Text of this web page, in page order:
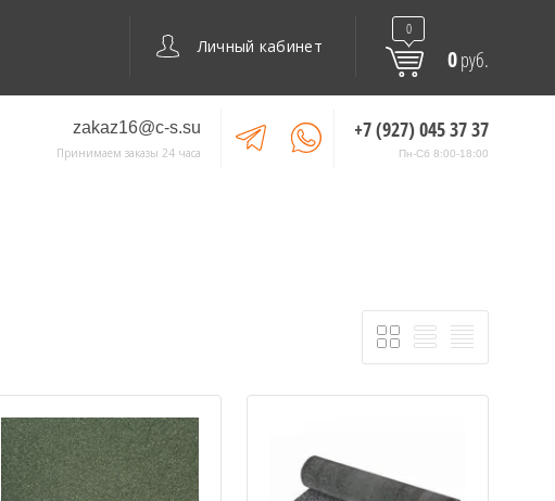
Личный кабинет
0
0руб.
zakaz16@c-s.su
Принимаем заказы 24 часа
+7 (927) 045 37 37
Пн-Сб 8:00-18:00